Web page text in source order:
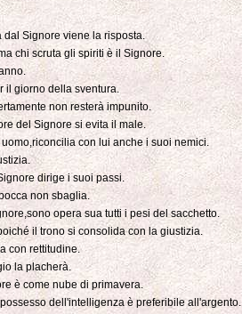
Signore viene la risposta.
chi scruta gli spiriti è il Signore.
il giorno della sventura.
non resterà impunito.
del Signore si evita il male.
con lui anche i suoi nemici.
dirige i suoi passi.
non sbaglia.
opera sua tutti i pesi del sacchetto.
il trono si consolida con la giustizia.
con rettitudine.
la placherà.
è come nube di primavera.
dell'intelligenza è preferibile all'argento.